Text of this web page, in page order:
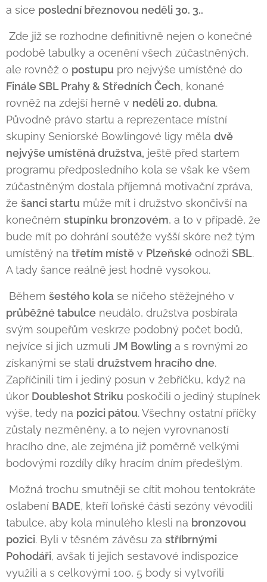
a sice poslední březnovou neděli 30. 3..
Zde již se rozhodne definitivně nejen o konečné
podobě tabulky a ocenění všech zúčastněných,
ale rovněž o postupu pro nejvýše umístěné do
Finále SBL Prahy & Středních Čech, konané
rovněž na zdejší herně v neděli 20. dubna.
Původně právo startu a reprezentace místní
skupiny Seniorské Bowlingové ligy měla dvě
nejvýše umístěná družstva, ještě před startem
programu předposledního kola se však ke všem
zúčastněným dostala příjemná motivační zpráva,
že šanci startu může mít i družstvo skončivší na
konečném stupínku bronzovém, a to v případě, že
bude mít po dohrání soutěže vyšší skóre než tým
umístěný na třetím místě v Plzeňské odnoži SBL.
A tady šance reálně jest hodně vysokou.
Během šestého kola se ničeho stěžejného v
průběžné tabulce neudálo, družstva posbírala
svým soupeřům veskrze podobný počet bodů,
nejvíce si jich uzmuli JM Bowling a s rovnými 20
získanými se stali družstvem hracího dne.
Zapříčinili tím i jediný posun v žebříčku, když na
úkor Doubleshot Striku poskočili o jediný stupínek
výše, tedy na pozici pátou. Všechny ostatní příčky
zůstaly nezměněny, a to nejen vyrovnaností
hracího dne, ale zejména již poměrně velkými
bodovými rozdíly díky hracím dním předešlým.
Možná trochu smutněji se cítit mohou tentokráte
oslabení BADE, kteří loňské části sezóny vévodili
tabulce, aby kola minulého klesli na bronzovou
pozici. Byli v těsném závěsu za stříbrnými
Pohodáři, avšak ti jejich sestavové indispozice
využili a s celkovými 100, 5 body si vytvořili